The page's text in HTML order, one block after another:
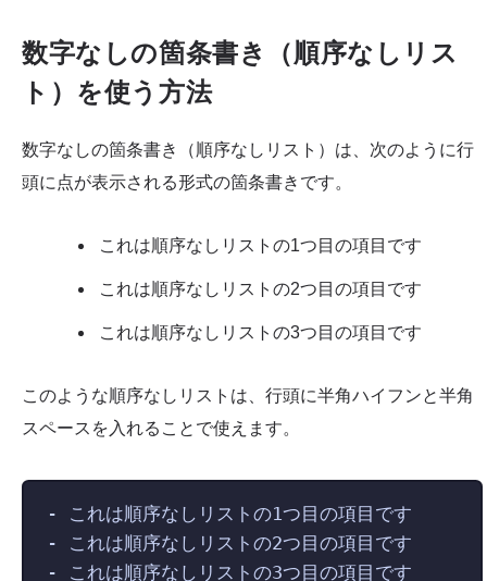
数字なしの箇条書き（順序なしリス
ト）を使う方法
数字なしの箇条書き（順序なしリスト）は、次のように行
頭に点が表示される形式の箇条書きです。
これは順序なしリストの1つ目の項目です
これは順序なしリストの2つ目の項目です
これは順序なしリストの3つ目の項目です
このような順序なしリストは、行頭に半角ハイフンと半角
スペースを入れることで使えます。
-
これは順序なしリストの1つ目の項目です
-
これは順序なしリストの2つ目の項目です
-
これは順序なしリストの3つ目の項目です